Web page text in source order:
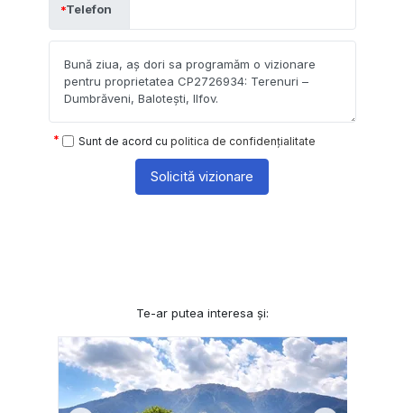
Telefon
Sunt de acord cu politica de confidențialitate
Solicită vizionare
Te-ar putea interesa și: